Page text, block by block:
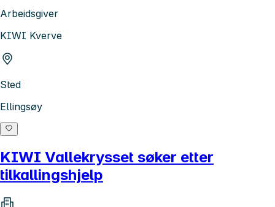
Arbeidsgiver
KIWI Kverve
Sted
Ellingsøy
KIWI Vallekrysset søker etter
tilkallingshjelp